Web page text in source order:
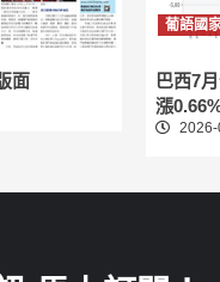
面
葡語國
巴西7
漲